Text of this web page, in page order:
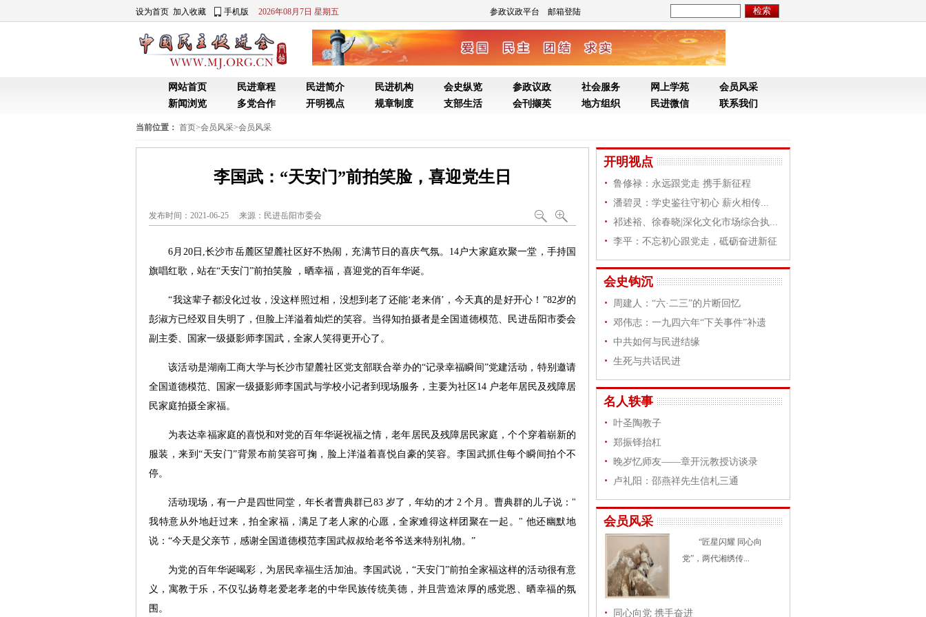
设为首页 加入收藏 手机版 2026年08月7日 星期五 参政议政平台 邮箱登陆
网站首页 民进章程 民进简介 民进机构 会史纵览 参政议政 社会服务 网上学苑
会员风采
新闻浏览
多党合作 开明视点 规章制度 支部生活 会刊撷英 地方组织 民进微信 联系我们
当前位置： 首页>会员风采>会员风采
李国武：“天安门”前拍笑脸，喜迎党生日
发布时间：2021-06-25 来源： 民进岳阳市委会
6月20日,长沙市岳麓区望麓社区好不热闹，充满节日的喜庆气氛。14户大家庭欢聚一堂，手持国
旗唱红歌，站在“天安门”前拍笑脸 ，晒幸福，喜迎党的百年华诞。
“我这辈子都没化过妆，没这样照过相，没想到老了还能‘老来俏’，今天真的是好开心！”82岁的
彭淑方已经双目失明了，但脸上洋溢着灿烂的笑容。当得知拍摄者是全国道德模范、民进岳阳市委会
副主委、国家一级摄影师李国武，全家人笑得更开心了。
该活动是湖南工商大学与长沙市望麓社区党支部联合举办的“记录幸福瞬间”党建活动，特别邀请
全国道德模范、国家一级摄影师李国武与学校小记者到现场服务，主要为社区14 户老年居民及残障居
民家庭拍摄全家福。
为表达幸福家庭的喜悦和对党的百年华诞祝福之情，老年居民及残障居民家庭，个个穿着崭新的
服装，来到“天安门”背景布前笑容可掬，脸上洋溢着喜悦自豪的笑容。李国武抓住每个瞬间拍个不
停。
活动现场，有一户是四世同堂，年长者曹典群已83 岁了，年幼的才 2 个月。曹典群的儿子说："
我特意从外地赶过来，拍全家福，满足了老人家的心愿，全家难得这样团聚在一起。" 他还幽默地
说：“今天是父亲节，感谢全国道德模范李国武叔叔给老爷爷送来特别礼物。”
为党的百年华诞喝彩，为居民幸福生活加油。李国武说，“天安门”前拍全家福这样的活动很有意
义，寓教于乐，不仅弘扬尊老爱老孝老的中华民族传统美德，并且营造浓厚的感党恩、晒幸福的氛
围。
开明视点
鲁修禄：永远跟党走 携手新征程
潘碧灵：学史鉴往守初心 薪火相传...
祁述裕、徐春晓|深化文化市场综合执...
李平：不忘初心跟党走，砥砺奋进新征
程
会史钩沉
周建人：“六·二三”的片断回忆
邓伟志：一九四六年“下关事件”补遗
中共如何与民进结缘
生死与共话民进
名人轶事
叶圣陶教子
郑振铎抬杠
晚岁忆师友——章开沅教授访谈录
卢礼阳：邵燕祥先生信札三通
会员风采
“匠星闪耀 同心向
党”，两代湘绣传...
同心向党 携手奋进